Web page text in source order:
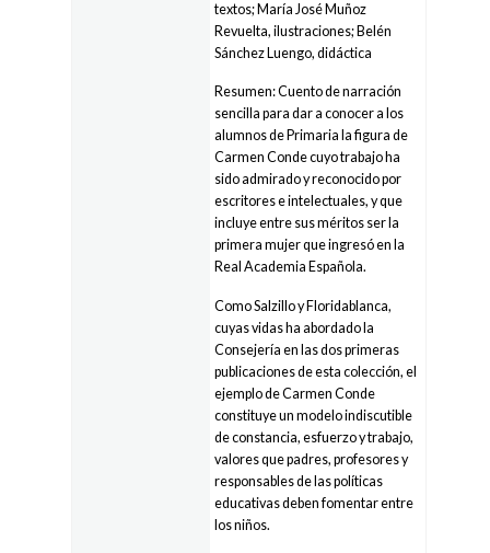
textos; María José Muñoz
Revuelta, ilustraciones; Belén
Sánchez Luengo, didáctica
Resumen: Cuento de narración
sencilla para dar a conocer a los
alumnos de Primaria la figura de
Carmen Conde cuyo trabajo ha
sido admirado y reconocido por
escritores e intelectuales, y que
incluye entre sus méritos ser la
primera mujer que ingresó en la
Real Academia Española.
Como Salzillo y Floridablanca,
cuyas vidas ha abordado la
Consejería en las dos primeras
publicaciones de esta colección, el
ejemplo de Carmen Conde
constituye un modelo indiscutible
de constancia, esfuerzo y trabajo,
valores que padres, profesores y
responsables de las políticas
educativas deben fomentar entre
los niños.